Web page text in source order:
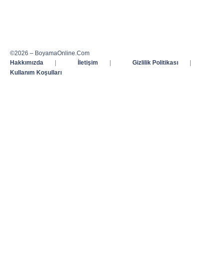
©2026 – BoyamaOnline.Com
Hakkımızda
| İletişim | Gizlilik Politikası
|
Kullanım Koşulları